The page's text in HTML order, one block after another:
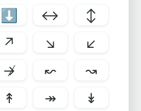
⬇ ↔
↕
↗ ↘
↙
↛ ↜
↝
↟ ↠
↡